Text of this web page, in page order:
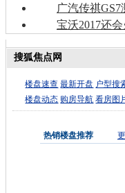
广汽传祺
宝沃2017还
搜狐焦点网
楼盘速查 最新开盘 户型搜
楼盘动态 购房导航 看房图
热销楼盘推荐